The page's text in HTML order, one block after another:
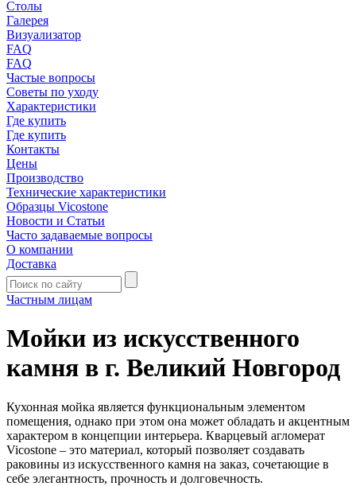
Столы
Галерея
Визуализатор
FAQ
FAQ
Частые вопросы
Советы по уходу
Характеристики
Где купить
Где купить
Контакты
Цены
Производство
Технические характеристики
Образцы Vicostone
Новости и Статьи
Часто задаваемые вопросы
О компании
Доставка
Частным лицам
Мойки из искусственного
камня в г. Великий Новгород
Кухонная мойка является функциональным элементом
помещения, однако при этом она может обладать и акцентным
характером в концепции интерьера. Кварцевый агломерат
Vicostone – это материал, который позволяет создавать
раковины из искусственного камня на заказ, сочетающие в
себе элегантность, прочность и долговечность.